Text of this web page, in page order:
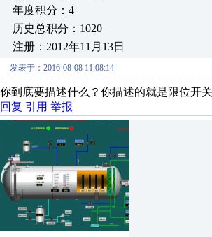
年度积分：4
历史总积分：1020
注册：2012年11月13日
发表于：2016-08-08 11:08:14
你到底要描述什么？你描述的就是限位开
回复 引用 举报